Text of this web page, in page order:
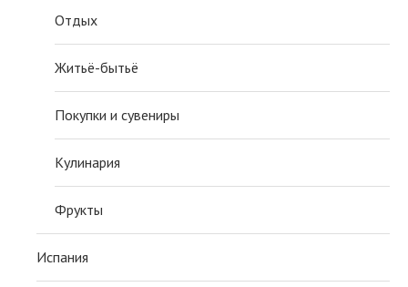
Отдых
Житьё-бытьё
Покупки и сувениры
Кулинария
Фрукты
Испания